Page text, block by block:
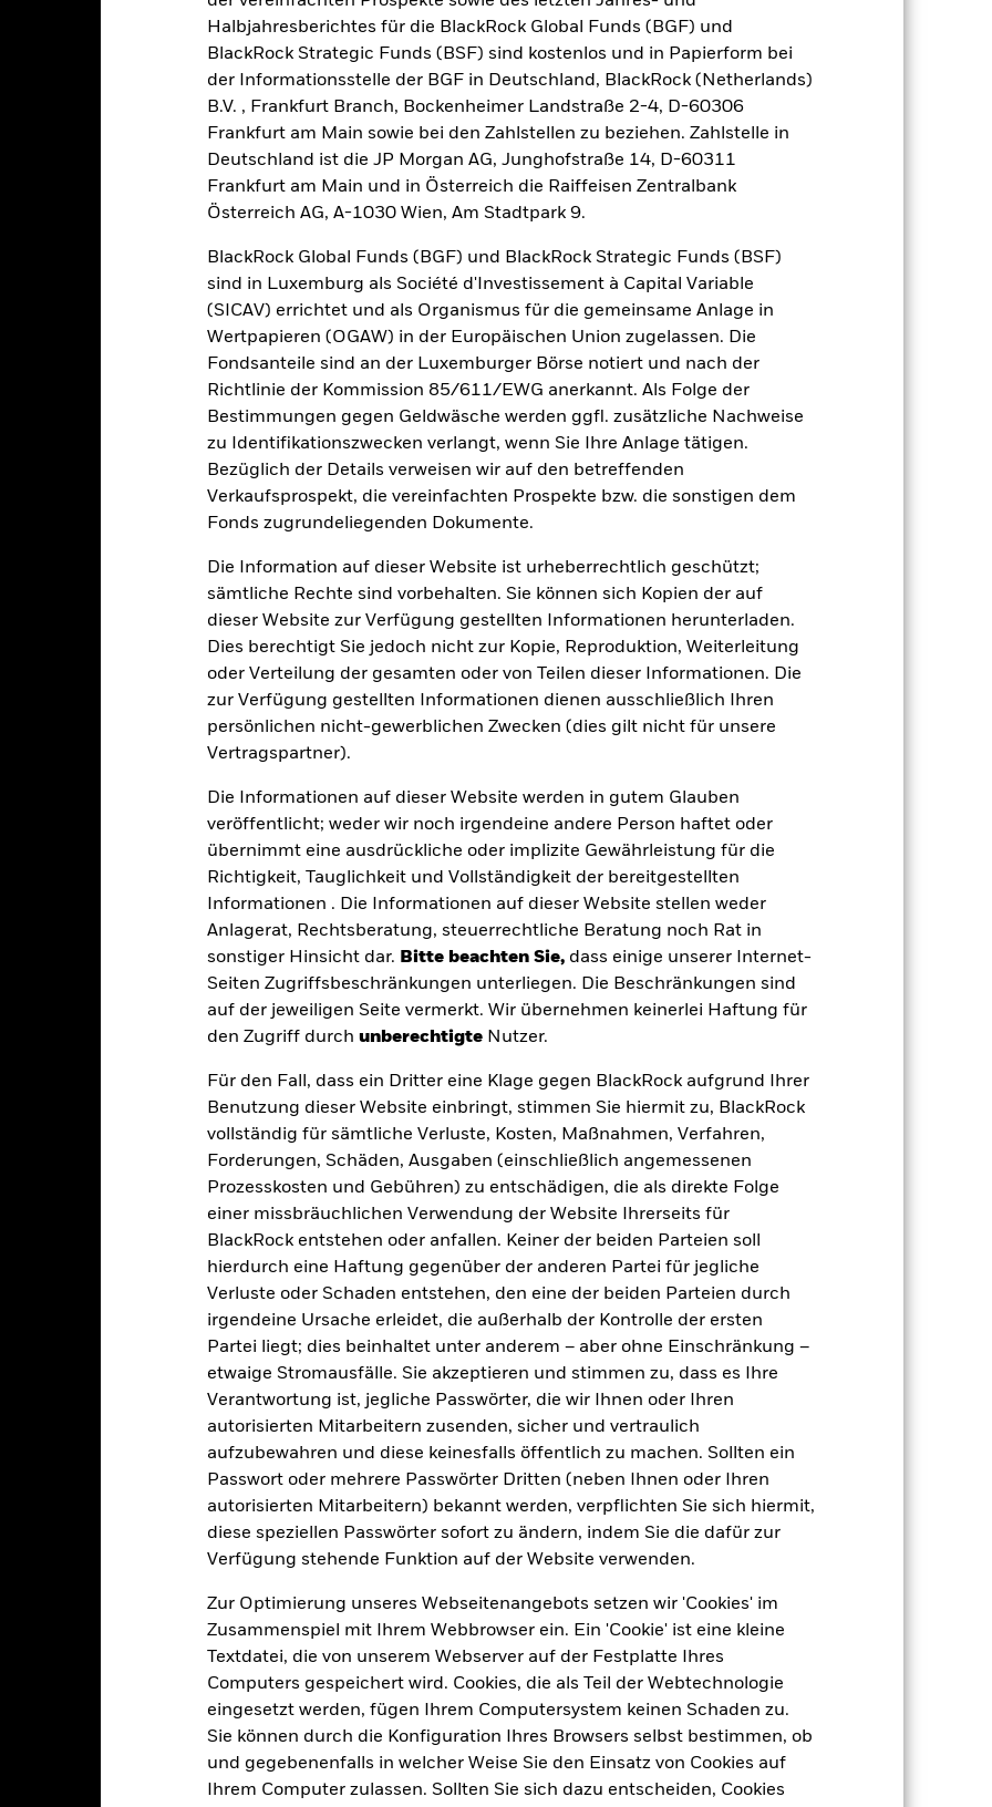
Halbjahresberichtes für die BlackRock Global Funds (BGF) und
BlackRock Strategic Funds (BSF) sind kostenlos und in Papierform bei
der Informationsstelle der BGF in Deutschland, BlackRock (Netherlands)
B.V. , Frankfurt Branch, Bockenheimer Landstraße 2-4, D-60306
Frankfurt am Main sowie bei den Zahlstellen zu beziehen. Zahlstelle in
Deutschland ist die JP Morgan AG, Junghofstraße 14, D-60311
Frankfurt am Main und in Österreich die Raiffeisen Zentralbank
Österreich AG, A-1030 Wien, Am Stadtpark 9.
BlackRock Global Funds (BGF) und BlackRock Strategic Funds (BSF)
sind in Luxemburg als Société d'Investissement à Capital Variable
(SICAV) errichtet und als Organismus für die gemeinsame Anlage in
Wertpapieren (OGAW) in der Europäischen Union zugelassen. Die
Fondsanteile sind an der Luxemburger Börse notiert und nach der
Richtlinie der Kommission 85/611/EWG anerkannt. Als Folge der
Bestimmungen gegen Geldwäsche werden ggfl. zusätzliche Nachweise
zu Identifikationszwecken verlangt, wenn Sie Ihre Anlage tätigen.
Bezüglich der Details verweisen wir auf den betreffenden
Verkaufsprospekt, die vereinfachten Prospekte bzw. die sonstigen dem
Fonds zugrundeliegenden Dokumente.
Die Information auf dieser Website ist urheberrechtlich geschützt;
sämtliche Rechte sind vorbehalten. Sie können sich Kopien der auf
dieser Website zur Verfügung gestellten Informationen herunterladen.
Dies berechtigt Sie jedoch nicht zur Kopie, Reproduktion, Weiterleitung
oder Verteilung der gesamten oder von Teilen dieser Informationen. Die
zur Verfügung gestellten Informationen dienen ausschließlich Ihren
persönlichen nicht-gewerblichen Zwecken (dies gilt nicht für unsere
Vertragspartner).
Die Informationen auf dieser Website werden in gutem Glauben
veröffentlicht; weder wir noch irgendeine andere Person haftet oder
übernimmt eine ausdrückliche oder implizite Gewährleistung für die
Richtigkeit, Tauglichkeit und Vollständigkeit der bereitgestellten
Informationen . Die Informationen auf dieser Website stellen weder
Anlagerat, Rechtsberatung, steuerrechtliche Beratung noch Rat in
sonstiger Hinsicht dar. Bitte beachten Sie,dass einige unserer Internet-
Seiten Zugriffsbeschränkungen unterliegen. Die Beschränkungen sind
auf der jeweiligen Seite vermerkt. Wir übernehmen keinerlei Haftung für
den Zugriff durch unberechtigteNutzer.
Für den Fall, dass ein Dritter eine Klage gegen BlackRock aufgrund Ihrer
Benutzung dieser Website einbringt, stimmen Sie hiermit zu, BlackRock
vollständig für sämtliche Verluste, Kosten, Maßnahmen, Verfahren,
Forderungen, Schäden, Ausgaben (einschließlich angemessenen
Prozesskosten und Gebühren) zu entschädigen, die als direkte Folge
einer missbräuchlichen Verwendung der Website Ihrerseits für
BlackRock entstehen oder anfallen. Keiner der beiden Parteien soll
hierdurch eine Haftung gegenüber der anderen Partei für jegliche
Verluste oder Schaden entstehen, den eine der beiden Parteien durch
irgendeine Ursache erleidet, die außerhalb der Kontrolle der ersten
Partei liegt; dies beinhaltet unter anderem – aber ohne Einschränkung –
etwaige Stromausfälle. Sie akzeptieren und stimmen zu, dass es Ihre
Verantwortung ist, jegliche Passwörter, die wir Ihnen oder Ihren
autorisierten Mitarbeitern zusenden, sicher und vertraulich
aufzubewahren und diese keinesfalls öffentlich zu machen. Sollten ein
Passwort oder mehrere Passwörter Dritten (neben Ihnen oder Ihren
autorisierten Mitarbeitern) bekannt werden, verpflichten Sie sich hiermit,
diese speziellen Passwörter sofort zu ändern, indem Sie die dafür zur
Verfügung stehende Funktion auf der Website verwenden.
Zur Optimierung unseres Webseitenangebots setzen wir 'Cookies' im
Zusammenspiel mit Ihrem Webbrowser ein. Ein 'Cookie' ist eine kleine
Textdatei, die von unserem Webserver auf der Festplatte Ihres
Computers gespeichert wird. Cookies, die als Teil der Webtechnologie
eingesetzt werden, fügen Ihrem Computersystem keinen Schaden zu.
Sie können durch die Konfiguration Ihres Browsers selbst bestimmen, ob
und gegebenenfalls in welcher Weise Sie den Einsatz von Cookies auf
Ihrem Computer zulassen. Sollten Sie sich dazu entscheiden, Cookies
Gesamtrendite (%) Vergleichsindex (%)
2022 2023 2024
2021
2022 2023 2024 2025
24,9
aufgeführten Zahlen beziehen sich auf die Wertentwicklung in der Vergangenheit.Die Wertentwicklung in
Vergangenheit ist kein verlässlicher Indikator für die künftige Wertentwicklung. Die Märkte könnten sich in
Zukunft vollkommen anders entwickeln. Dies kann Ihnen helfen zu beurteilen, wie der Fonds in der
verwaltet wurde.
Wertentwicklung wird auf der Grundlage eines Nettoinventarwerts (NIW) angezeigt, gegebenenfalls mit
der vom Marktpreis des ETF abweichen kann. Einzelne Anteilsinhaber können Renditen erzielen, die sich
der NIW-Entwicklung unterscheiden können.
Währung als derjenigen investieren, in der die Wertentwicklung in der Vergangenheit berechnet
Wesentliche Risiken
Länder, Währungen oder Unternehmen konzentriert. Folglich reagiert der Fonds anfälliger auf lokale
nachhaltigkeitsbezogene oder aufsichtsrechtliche Ereignisse.Der Wert von Aktien und aktienähnlichen
an den Börsen beeinflusst werden. Weitere Einflussfaktoren sind Meldungen aus Politik und
und wichtige Unternehmensereignisse.Der Referenzindex schließt Unternehmen mit bestimmten nicht
nur dann aus, wenn mit diesen Geschäftstätigkeiten die vom Indexanbieter festgelegten
ESG-Screening kann das potenzielle Anlageuniversum reduzieren. Dies kann, verglichen mit einem
Auswirkungen auf den Wert der Investitionen des Fonds haben.
von Instituten, die Dienstleistungen wie die Verwahrung von Vermögenswerten anbieten oder als
mit anderen Instrumenten auftreten, kann zu Verlusten für die Aktienklasse führen.
Eckdaten
11.Juni2024
USD
Aktien
0,15%
Thesaurierend
halbjährlicher Versand
Ja
BlackRock Asset Management
Ireland Limited
Street Custodial Services
(Ireland) Limited
Per 06.Aug.2026
Auflegungsdatum des Fonds 11.Juni2024
Basiswährung USD
Benchmark Index
MSCI Japan Transition Aware
Select Index
Umlaufende Anteile
Per 06.Aug.2026
1 659 989
ISIN IE000MW6GT38
Wertpapierleiheertrag 0,04 %
Produktstruktur Physisch
Methodik Replikation
Emittent iShares V plc
Administrator
State Street Fund Services
(Ireland) Limited
Geschäftsjahresende 30 November
Portfoliomerkmale